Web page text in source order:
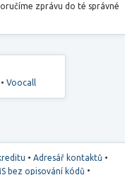
zprávu do té správné
• Voocall
• Adresář kontaktů •
bez opisování kódů •